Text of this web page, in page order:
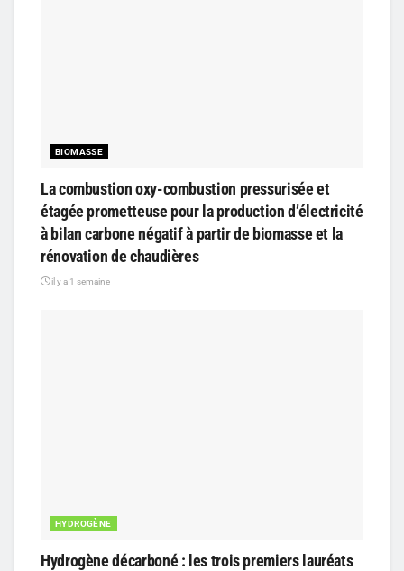
BIOMASSE
La combustion oxy-combustion pressurisée et
étagée prometteuse pour la production d’électricité
à bilan carbone négatif à partir de biomasse et la
rénovation de chaudières
il y a 1 semaine
HYDROGÈNE
Hydrogène décarboné : les trois premiers lauréats